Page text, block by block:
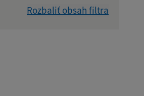
Rozbaliť obsah filtra